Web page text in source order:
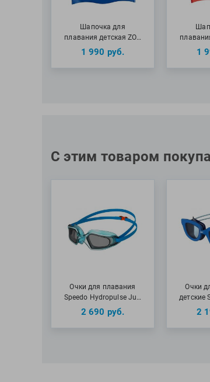
Шапочка для
плавания детская ZO…
1 990 руб. 1
С этим товаром
Очки для плавания
Speedo Hydropulse Ju…
2 690 руб.
Очки
детские
2